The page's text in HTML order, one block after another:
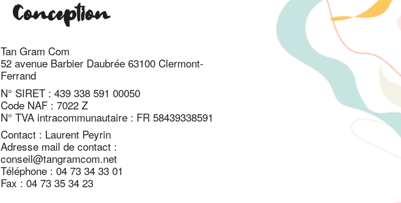
Conception
Tan Gram Com
52 avenue Barbier Daubrée 63100 Clermont-
Ferrand
N° SIRET : 439 338 591 00050
Code NAF : 7022 Z
N° TVA intracommunautaire : FR 58439338591
Contact : Laurent Peyrin
Adresse mail de contact :
conseil@tangramcom.net
Téléphone : 04 73 34 33 01
Fax : 04 73 35 34 23